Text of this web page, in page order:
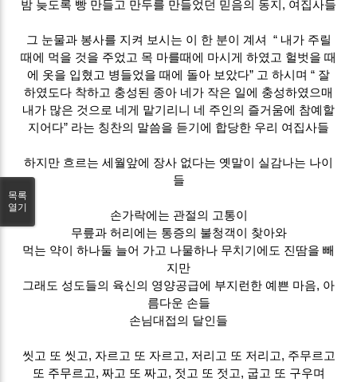
밤 늦도록 빵 만들고 만두를 만들었던 믿음의 동지, 여집사들
그 눈물과 봉사를 지켜 보시는 이 한 분이 계셔 “ 내가 주릴
때에 먹을 것을 주었고 목 마를때에 마시게 하였고 헐벗을 때
에 옷을 입혔고 병들었을 때에 돌아 보았다” 고 하시며 “ 잘
하였도다 착하고 충성된 종아 네가 작은 일에 충성하였으매
내가 많은 것으로 네게 맡기리니 네 주인의 즐거움에 참예할
지어다” 라는 칭찬의 말씀을 듣기에 합당한 우리 여집사들
하지만 흐르는 세월앞에 장사 없다는 옛말이 실감나는 나이
들
손가락에는 관절의 고통이
무릎과 허리에는 통증의 불청객이 찾아와
먹는 약이 하나둘 늘어 가고 나물하나 무치기에도 진땀을 빼
지만
그래도 성도들의 육신의 영양공급에 부지런한 예쁜 마음, 아
름다운 손들
손님대접의 달인들
씻고 또 씻고, 자르고 또 자르고, 저리고 또 저리고, 주무르고
또 주무르고, 짜고 또 짜고, 젓고 또 젓고, 굽고 또 구우며
목록
열기